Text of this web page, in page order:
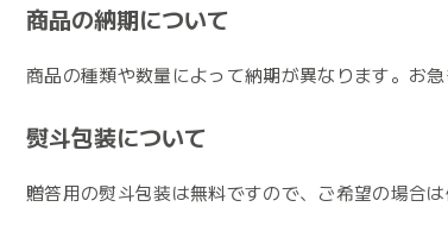
商品の納期について
商品の種類や数量によって納期が異なります。お
熨斗包装について
贈答用の熨斗包装は無料ですので、ご希望の場合は